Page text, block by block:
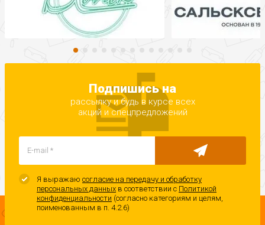
Подпишись на
рассылку и будь в курсе всех
акций и спецпредложений
Я выражаю согласие на передачу и обработку
персональных данных в соответствии с Политикой
конфиденциальности (согласно категориям и целям,
поименованным в п. 4.2.6)